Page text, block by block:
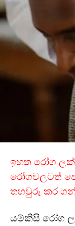
ඉහත රෝග
රෝගවලටත්
තහවුරු කර
යම්කිසි රෝග